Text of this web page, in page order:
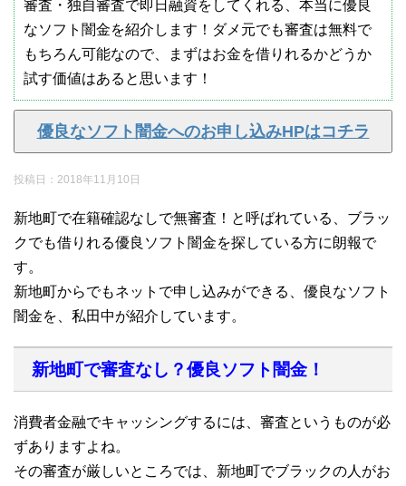
審査・独自審査で即日融資をしてくれる、本当に優良
なソフト闇金を紹介します！ダメ元でも審査は無料で
もちろん可能なので、まずはお金を借りれるかどうか
試す価値はあると思います！
優良なソフト闇金へのお申し込みHPはコチラ
投稿日： 2018年11月10日
新地町で在籍確認なしで無審査！と呼ばれている、ブラッ
クでも借りれる優良ソフト闇金を探している方に朗報で
す。
新地町からでもネットで申し込みができる、優良なソフト
闇金を、私田中が紹介しています。
新地町で審査なし？優良ソフト闇金！
消費者金融でキャッシングするには、審査というものが必
ずありますよね。
その審査が厳しいところでは、新地町でブラックの人がお